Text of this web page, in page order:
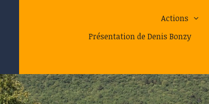
Actions
Présentation de Denis Bonzy